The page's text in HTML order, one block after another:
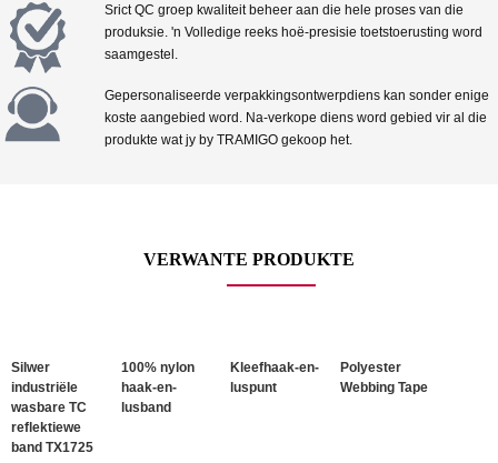
Srict QC groep kwaliteit beheer aan die hele proses van die
produksie. 'n Volledige reeks hoë-presisie toetstoerusting word
saamgestel.
Gepersonaliseerde verpakkingsontwerpdiens kan sonder enige
koste aangebied word. Na-verkope diens word gebied vir al die
produkte wat jy by TRAMIGO gekoop het.
VERWANTE PRODUKTE
Silwer
industriële
wasbare TC
reflektiewe
band TX1725
100% nylon
haak-en-
lusband
Kleefhaak-en-
luspunt
Polyester
Webbing Tape